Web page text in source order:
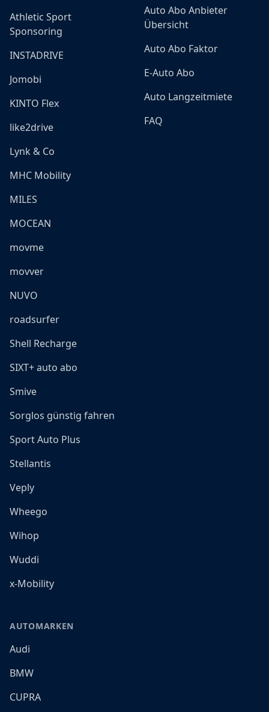
Athletic Sport
Sponsoring
INSTADRIVE
Jomobi
KINTO Flex
like2drive
Lynk & Co
MHC Mobility
MILES
MOCEAN
movme
movver
NUVO
roadsurfer
Shell Recharge
SIXT+ auto abo
Smive
Sorglos günstig fahren
Sport Auto Plus
Stellantis
Veply
Wheego
Wihop
Wuddi
x-Mobility
AUTOMARKEN
Audi
BMW
CUPRA
Auto Abo Anbieter
Übersicht
Auto Abo Faktor
E-Auto Abo
Auto Langzeitmiete
FAQ